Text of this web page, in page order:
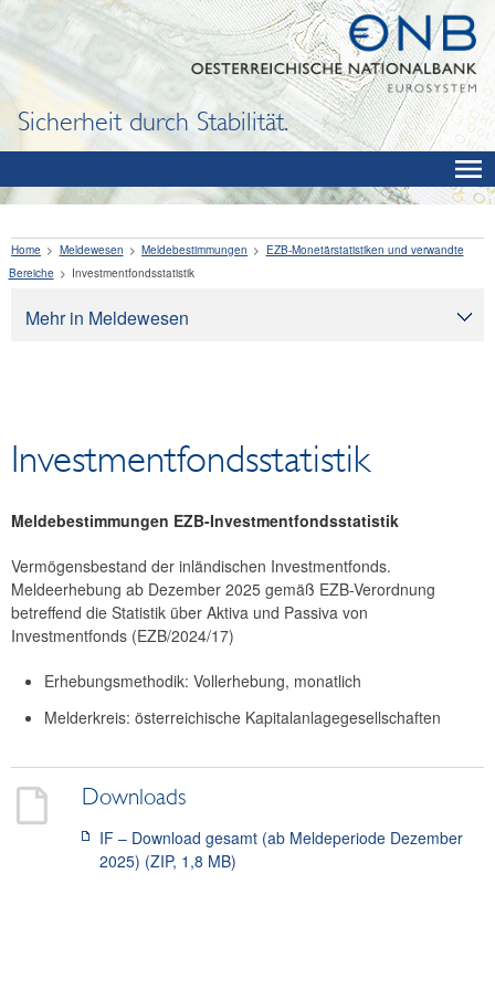
Sicherheit durch Stabilität.
Mehr in Meldewesen
Stammdaten
Außenwirtschaftsstatistik
EZB-Statistiken von Monetären Finanzinstituten
(MFIs)
EZB-Mindestreserve
Investmentfondsstatistik
EZB-Versicherungsstatistik
Leistungs- und Strukturerhebung
Finanzmarktstabilitätsstatistik
Granulare Kreditdatenerhebung
Home Meldewesen Meldebestimmungen
EZB-Monetärstatistiken und verwandte
Bereiche
Investmentfondsstatistik
Investmentfondsstatistik
Meldebestimmungen EZB-Investmentfondsstatistik
Vermögensbestand der inländischen Investmentfonds.
Meldeerhebung ab Dezember 2025 gemäß EZB-Verordnung
betreffend die Statistik über Aktiva und Passiva von
Investmentfonds (EZB/2024/17)
Erhebungsmethodik: Vollerhebung, monatlich
Melderkreis: österreichische Kapitalanlagegesellschaften
Downloads
IF – Download gesamt (ab Meldeperiode Dezember
2025) (ZIP, 1,8 MB)